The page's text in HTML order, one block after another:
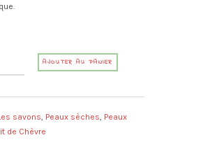
AJOUTER AU PANIER
l
r
savons, Peaux sèches, Peaux
de Chèvre